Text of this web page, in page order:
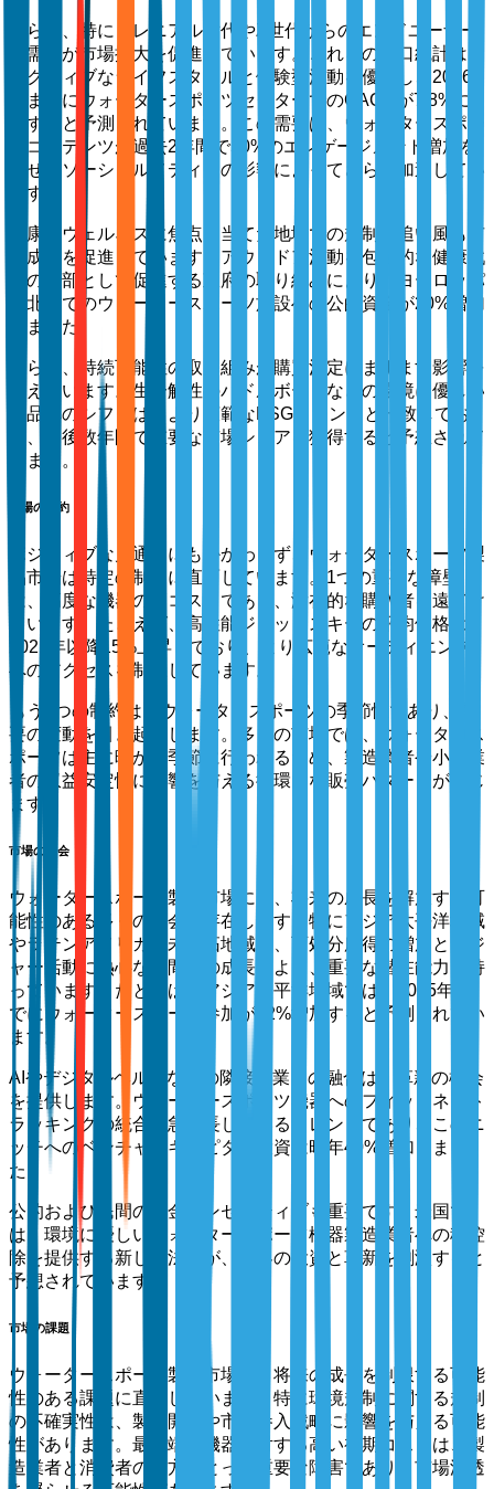
さらに、特にミレニアル世代やZ世代からのエンドユーザー
の需要が市場拡大を促進しています。これらの人口統計は、
アクティブなライフスタイルと体験型活動を優先し、2026
年までにウォータースポーツセクターでのCAGRが7.8%に
達すると予測されています。この需要は、ウォータースポー
ツコンテンツが過去2年間で50%のエンゲージメント増加を
見せたソーシャルメディアの影響によってさらに加速してい
ます。
健康とウェルネスに焦点を当てた地域での規制の追い風も市
場成長を促進しています。アウトドア活動を包括的な健康戦
略の一部として促進する政府の取り組みにより、ヨーロッパ
と北米でのウォータースポーツ施設への公的資金が20%増加
しました。
さらに、持続可能性の取り組みが購買決定にますます影響を
与えています。生分解性のパドルボードなどの環境に優しい
製品へのシフトは、より広範なESGトレンドと一致してお
り、今後数年間で重要な市場シェアを獲得すると予想されて
います。
市場の制約
ポジティブな見通しにもかかわらず、ウォータースポーツ製
品市場は特定の制約に直面しています。1つの重要な障壁
は、高度な機器の高コストであり、潜在的な購入者を遠ざけ
ています。たとえば、高性能ジェットスキーの平均価格は
2021年以降15%上昇しており、より広範なオーディエンス
へのアクセスを制限しています。
もう1つの制約は、ウォータースポーツの季節性であり、需
要の変動を引き起こします。多くの市場では、ウォータース
ポーツは主に暖かい季節に行われるため、製造業者や小売業
者の収益安定性に影響を与える循環的な販売パターンが生じ
ます。
市場の機会
ウォータースポーツ製品市場には、将来の成長を解放する可
能性のある多くの機会が存在します。特にアジア太平洋地域
やラテンアメリカの未開拓地域は、可処分所得の増加とレジ
ャー活動に熱心な中間層の成長により、重要な潜在能力を持
っています。たとえば、アジア太平洋地域では、2025年ま
でにウォータースポーツ参加が12%増加すると予測されてい
ます。
AIやデジタルヘルスなどの隣接産業との融合は、革新の機会
を提供します。ウォータースポーツ機器へのフィットネスト
ラッキングの統合は急成長しているトレンドであり、このニ
ッチへのベンチャーキャピタル投資は昨年40%増加しまし
た。
公的および民間の資金インセンティブも重要です。米国で
は、環境に優しいウォータースポーツ機器製造業者への税控
除を提供する新しい法律が、業界の投資と革新を刺激すると
予想されています。
市場の課題
ウォータースポーツ製品市場は、将来の成長を制限する可能
性のある課題に直面しています。特に環境規制に関する規制
の不確実性は、製品開発や市場参入戦略に影響を与える可能
性があります。最先端の機器に対する高い初期コストは、製
造業者と消費者の両方にとって重要な障害であり、市場浸透